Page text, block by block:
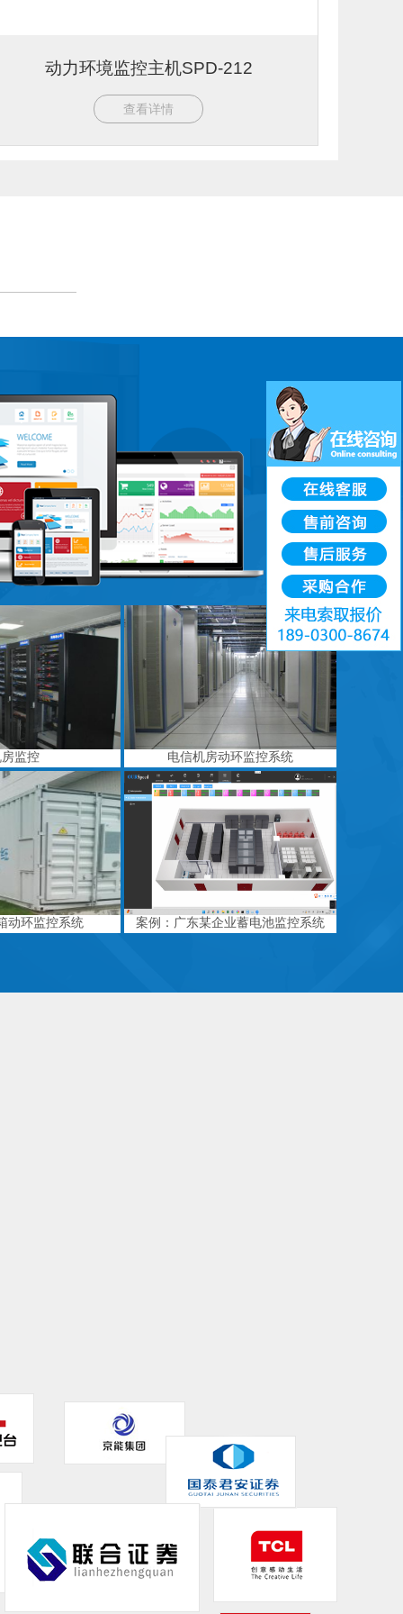
动力环境监控主机SPD-212
查看详情
监控 电信机房动环监控系统
动环监控系统 案例：广东某企业蓄电池监控系统